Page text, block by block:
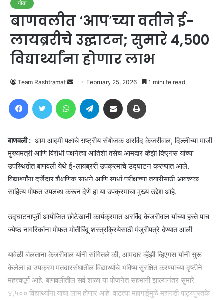
गोवा
बाणवलीत ‘आप’च्या वतीने ई-
लायब्ररीचे उद्घाटन; सुमारे ४,५००
विद्यार्थ्यांना होणार लाभ
Team Rashtramat
Send
email
February 25, 2026 1 minute read
FacebookTwitter WhatsAppTelegram Share via Email
बाणवली : आम आदमी पक्षाचे राष्ट्रीय संयोजक अरविंद केजरीवाल, दिल्लीच्या माजी
मुख्यमंत्री आणि विरोधी पक्षनेत्या आतिशी तसेच आमदार व्हेंझी व्हिएगस यांच्या
उपस्थितीत बाणवली येथे ई-लायब्ररी उपक्रमाचे उद्घाटन करण्यात आले.
विद्यार्थ्यांना दर्जेदार शैक्षणिक साधने आणि स्पर्धा परीक्षांच्या तयारीसाठी आवश्यक
साहित्य मोफत उपलब्ध करून देणे हा या उपक्रमाचा मुख्य उद्देश आहे.
उद्घाटनापूर्वी आयोजित छोटेखानी कार्यक्रमात अरविंद केजरीवाल यांच्या हस्ते पाच
ज्येष्ठ नागरिकांना मोफत मोतीबिंदू शस्त्रक्रियेसाठी मंजुरीपत्रे देण्यात आली.
यावेळी बोलताना केजरीवाल यांनी सांगितले की, आमदार व्हेंझी व्हिएगस यांनी सुरू
केलेला हा उपक्रम मतदारसंघातील विद्यार्थ्यांचे भविष्य सुरक्षित करण्याच्या दृष्टीने
महत्त्वपूर्ण आहे. बाणवलीतील सर्व शाळा या योजनेत सहभागी झाल्यानंतर सुमारे
४,५०० विद्यार्थ्यांना याचा लाभ होणार आहे. वाढत्या महागाईमुळे महागडी पाठ्यपुस्तके